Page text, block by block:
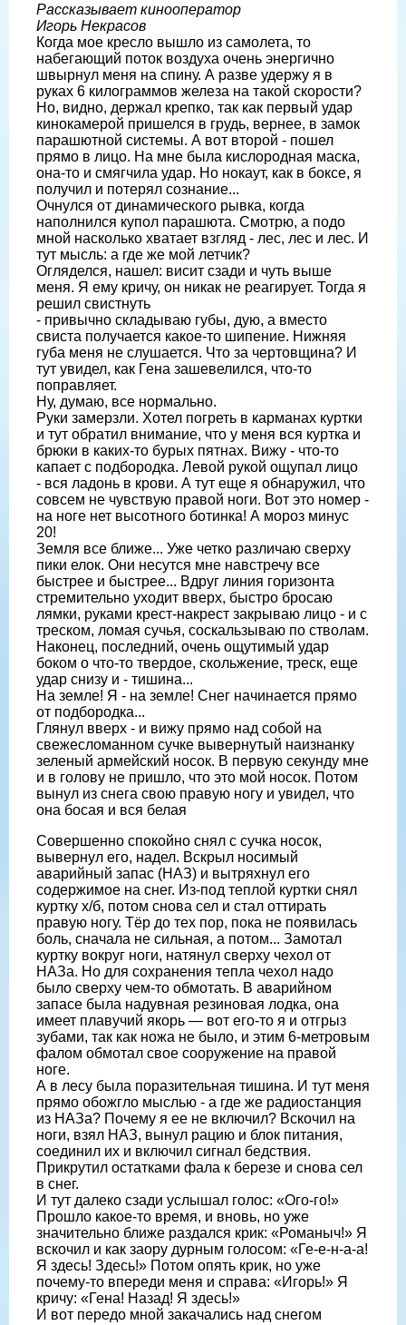
Рассказывает кинооператор
Игорь Некрасов
Когда мое кресло вышло из самолета, то
набегающий поток воздуха очень энергично
швырнул меня на спину. А разве удержу я в
руках 6 килограммов железа на такой скорости?
Но, видно, держал крепко, так как первый удар
кинокамерой пришелся в грудь, вернее, в замок
парашютной системы. А вот вто­рой - пошел
прямо в лицо. На мне бы­ла кислородная маска,
она-то и смягчи­ла удар. Но нокаут, как в боксе, я
полу­чил и потерял сознание...
Очнулся от динамического рывка, когда
наполнился купол парашюта. Смотрю, а подо
мной насколько хватает взгляд - лес, лес и лес. И
тут мысль: а где же мой летчик?
Огляделся, нашел: висит сзади и чуть выше
меня. Я ему кричу, он никак не реагирует. Тогда я
решил свистнуть
- привычно складываю губы, дую, а вместо
свиста получается какое-то ши­пение. Нижняя
губа меня не слушается. Что за чертовщина? И
тут увидел, как Гена зашевелился, что-то
поправляет.
Ну, думаю, все нормально.
Руки замерзли. Хотел погреть в кар­манах куртки
и тут обратил внимание, что у меня вся куртка и
брюки в каких-то бурых пятнах. Вижу - что-то
капает с подбородка. Левой рукой ощупал лицо
- вся ладонь в крови. А тут еще я обна­ружил, что
совсем не чувствую правой ноги. Вот это номер -
на ноге нет вы­сотного ботинка! А мороз минус
20!
Земля все ближе... Уже четко разли­чаю сверху
пики елок. Они несутся мне навстречу все
быстрее и быст­рее... Вдруг линия горизонта
стремительно ухо­дит вверх, быстро бросаю
лямки, руками крест-накрест за­крываю лицо - и с
треском, ломая су­чья, соскальзываю по стволам.
Нако­нец, последний, очень ощутимый удар
боком о что-то твердое, скольжение, треск, еще
удар снизу и - тишина...
На земле! Я - на земле! Снег начи­нается прямо
от подбородка...
Глянул вверх - и вижу прямо над со­бой на
свежесломанном сучке выверну­тый наизнанку
зеленый армейский но­сок. В первую секунду мне
и в голову не пришло, что это мой носок. Потом
вы­нул из снега свою правую ногу и уви­дел, что
она босая и вся белая
Совершенно спокойно снял с сучка носок,
вывернул его, надел. Вскрыл носимый
аварийный запас (НАЗ) и вы­тряхнул его
содержимое на снег. Из-под теплой куртки снял
куртку х/б, потом снова сел и стал оттирать
правую ногу. Тёр до тех пор, пока не появилась
боль, сначала не сильная, а потом... Замотал
куртку вокруг ноги, натянул сверху че­хол от
НАЗа. Но для сохранения тепла чехол надо
было сверху чем-то обмотать. В аварийном
запасе была надувная резиновая лодка, она
имеет плавучий якорь — вот его-то я и отгрыз
зубами, так как ножа не было, и этим 6-метро­вым
фалом обмотал свое сооружение на правой
ноге.
А в лесу была поразительная тиши­на. И тут меня
прямо обожгло мыслью - а где же радиостанция
из НАЗа? Почему я ее не включил? Вскочил на
ноги, взял НАЗ, вынул рацию и блок пита­ния,
соединил их и включил сигнал бедствия.
Прикрутил остатками фала к березе и снова сел
в снег.
И тут далеко сзади услышал голос: «Ого-го!»
Прошло какое-то время, и вновь, но уже
значительно ближе раз­дался крик: «Романыч!» Я
вскочил и как заору дурным голосом: «Ге-е-н-а-а!
Я здесь! Здесь!» Потом опять крик, но уже
почему-то впереди меня и справа: «Игорь!» Я
кричу: «Гена! Назад! Я здесь!»
И вот передо мной закачались над снегом